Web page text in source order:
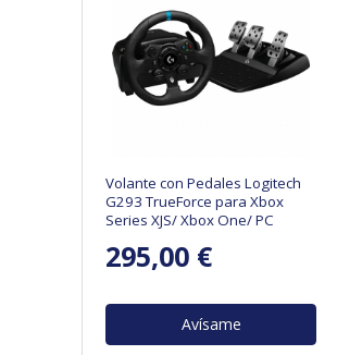
Volante con Pedales Logitech
G293 TrueForce para Xbox
Series XJS/ Xbox One/ PC
295,00 €
Avísame